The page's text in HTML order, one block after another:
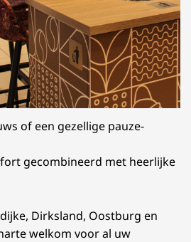
of een gezellige pauze-
gecombineerd met heerlijke
Dirksland, Oostburg en
welkom voor al uw